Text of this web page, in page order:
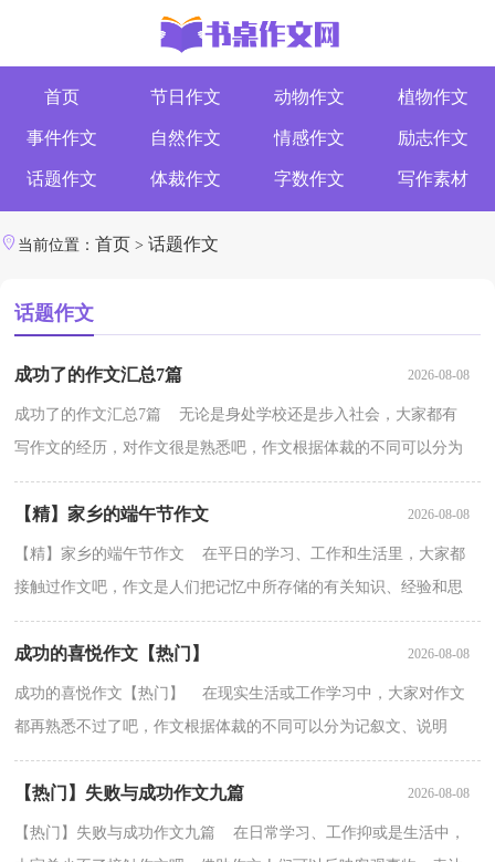
首页 节日作文 动物作文 植物作文
事件作文 自然作文 情感作文 励志作文
话题作文 体裁作文 字数作文 写作素材
当前位置： 首页 > 话题作文
话题作文
成功了的作文汇总7篇 2026-08-08
成功了的作文汇总7篇 无论是身处学校还是步入社会，大家都有
写作文的经历，对作文很是熟悉吧，作文根据体裁的不同可以分为
记叙文、说明文、应用文、议论文。你所见过的作文是...
【精】家乡的端午节作文 2026-08-08
【精】家乡的端午节作文 在平日的学习、工作和生活里，大家都
接触过作文吧，作文是人们把记忆中所存储的有关知识、经验和思
想用书面形式表达出来的记叙方式。那么你有了解过...
成功的喜悦作文【热门】 2026-08-08
成功的喜悦作文【热门】 在现实生活或工作学习中，大家对作文
都再熟悉不过了吧，作文根据体裁的不同可以分为记叙文、说明
文、应用文、议论文。如何写一篇有思想、有文采的作...
【热门】失败与成功作文九篇 2026-08-08
【热门】失败与成功作文九篇 在日常学习、工作抑或是生活中，